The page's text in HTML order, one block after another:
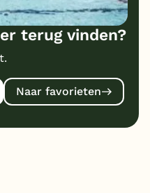
terug vinden?
Naar favorieten